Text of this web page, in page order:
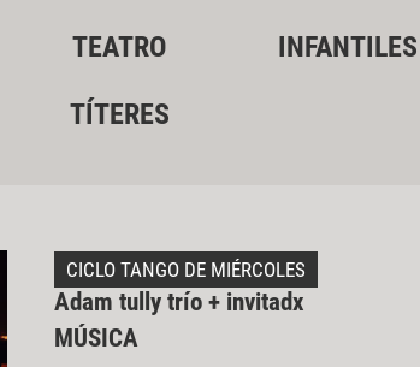
TEATRO INFANTILES
TÍTERES
CICLO TANGO DE MIÉRCOLES
Adam tully trío + invitadx
MÚSICA